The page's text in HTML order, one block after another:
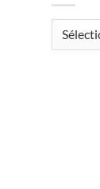
Archives